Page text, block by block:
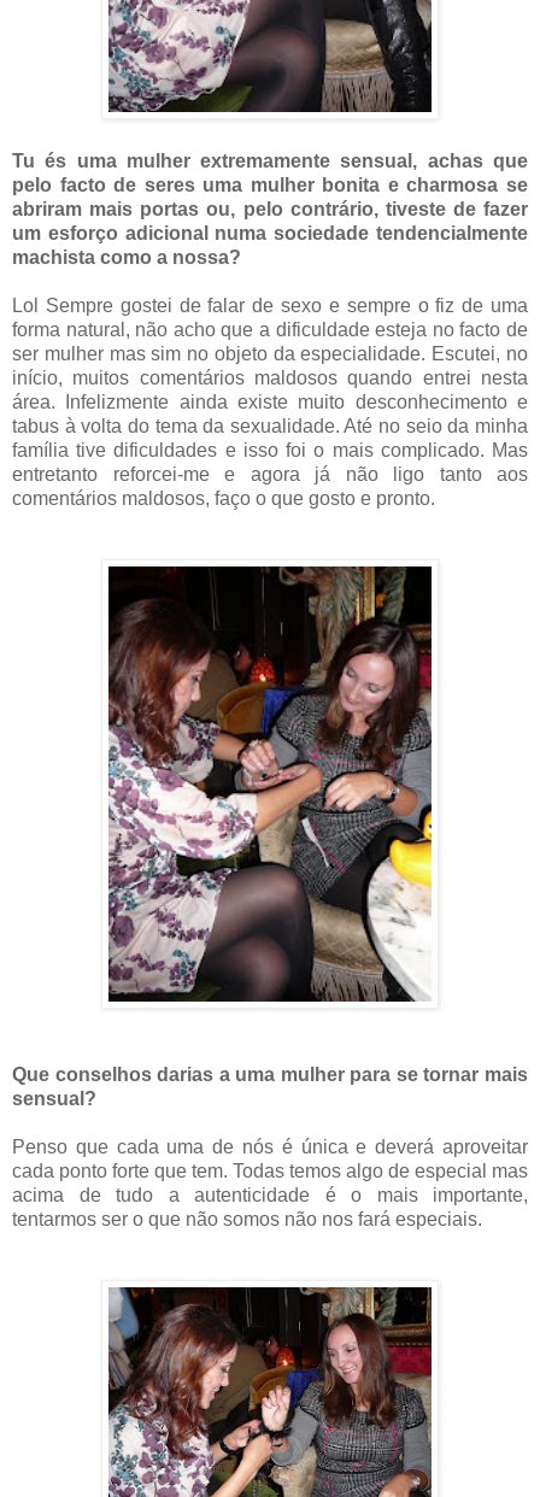
Tu és uma mulher extremamente sensual, achas que
pelo facto de seres uma mulher bonita e charmosa se
abriram mais portas ou, pelo contrário, tiveste de fazer
um esforço adicional numa sociedade tendencialmente
machista como a nossa?
Lol Sempre gostei de falar de sexo e sempre o fiz de uma
forma natural, não acho que a dificuldade esteja no facto de
ser mulher mas sim no objeto da especialidade. Escutei, no
início, muitos comentários maldosos quando entrei nesta
área. Infelizmente ainda existe muito desconhecimento e
tabus à volta do tema da sexualidade. Até no seio da minha
família tive dificuldades e isso foi o mais complicado. Mas
entretanto reforcei-me e agora já não ligo tanto aos
comentários maldosos, faço o que gosto e pronto.
Que conselhos darias a uma mulher para se tornar mais
sensual?
Penso que cada uma de nós é única e deverá aproveitar
cada ponto forte que tem. Todas temos algo de especial mas
acima de tudo a autenticidade é o mais importante,
tentarmos ser o que não somos não nos fará especiais.